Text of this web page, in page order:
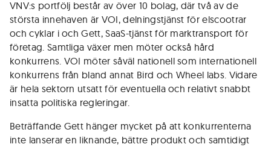
VNV:s portfölj består av över 10 bolag, där två av de
största innehaven är VOI, delningstjänst för elscootrar
och cyklar i och Gett, SaaS-tjänst för marktransport för
företag. Samtliga växer men möter också hård
konkurrens. VOI möter såväl nationell som internationell
konkurrens från bland annat Bird och Wheel labs. Vidare
är hela sektorn utsatt för eventuella och relativt snabbt
insatta politiska regleringar.
Beträffande Gett hänger mycket på att konkurrenterna
inte lanserar en liknande, bättre produkt och samtidigt